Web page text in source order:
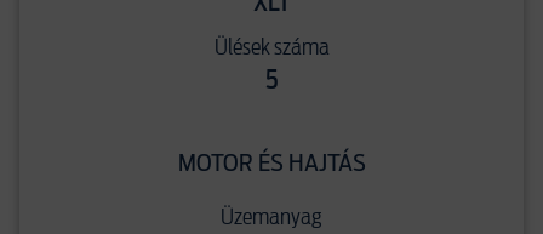
Ülések száma
5
MOTOR ÉS HAJTÁS
Üzemanyag